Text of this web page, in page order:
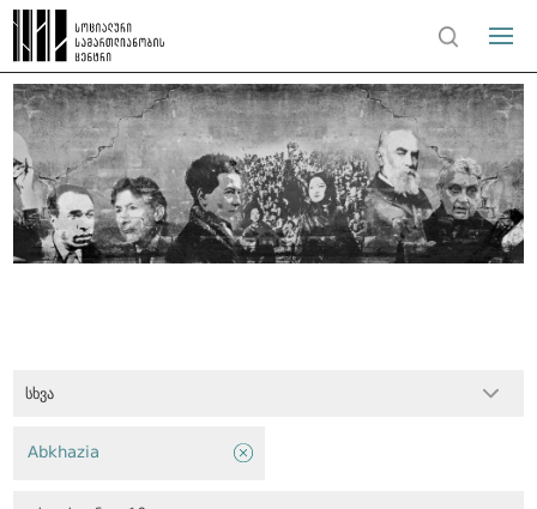
სხვა
Abkhazia